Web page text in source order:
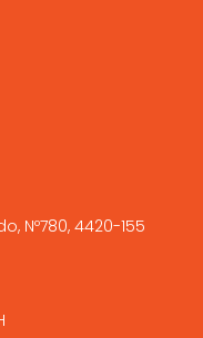
Nº780, 4420-155